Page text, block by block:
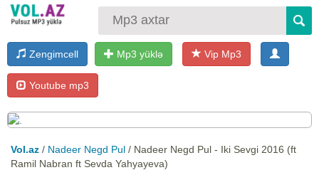
Zengimcell Mp3 yüklə Vip Mp3
Youtube mp3
Vol.az / Nadeer Negd Pul / Nadeer Negd Pul - Iki Sevgi 2016 (ft
Ramil Nabran ft Sevda Yahyayeva)